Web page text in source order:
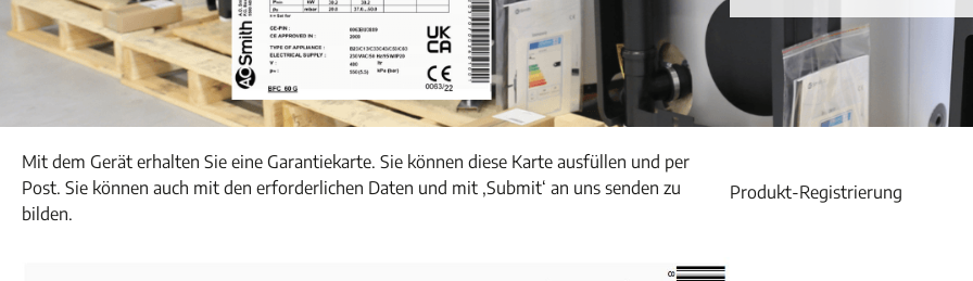
Mit dem Gerät erhalten Sie eine Garantiekarte. Sie können diese Karte ausfüllen und per
Post. Sie können auch mit den erforderlichen Daten und mit ‚Submit‘ an uns senden zu
bilden.
Produkt-Registrierung